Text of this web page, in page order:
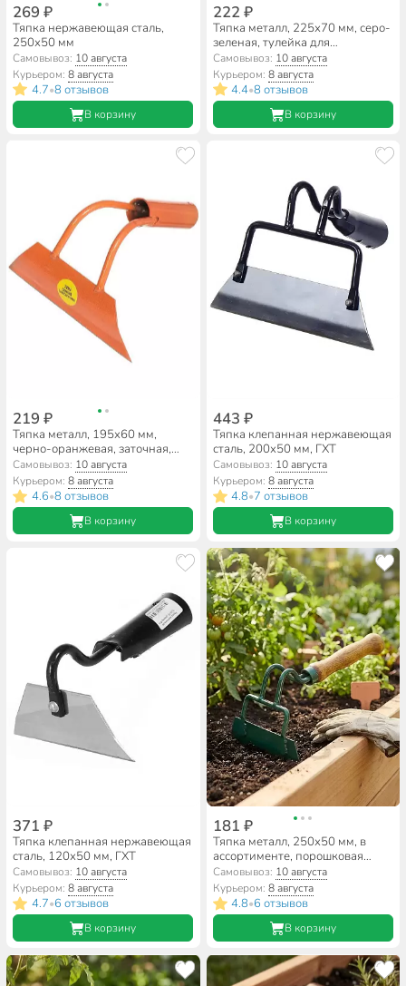
269 ₽
Тяпка нержавеющая сталь,
250х50 мм
Самовывоз: 10 августа
Курьером:8 августа
4.7•8 отзывов
В корзину
222 ₽
Тяпка металл, 225х70 мм, серо-
зеленая, тулейка для
окучивания, заточная
Самовывоз: 10 августа
Курьером: 8 августа
4.4•8 отзывов
В корзину
219 ₽
Тяпка металл, 195х60 мм,
черно-оранжевая, заточная,
Витязь
Самовывоз: 10 августа
Курьером:8 августа
4.6•8 отзывов
В корзину
443 ₽
Тяпка клепанная нержавеющая
сталь, 200х50 мм, ГХТ
Самовывоз: 10 августа
Курьером: 8 августа
4.8•7 отзывов
В корзину
371 ₽
Тяпка клепанная нержавеющая
сталь, 120х50 мм, ГХТ
Самовывоз: 10 августа
Курьером:8 августа
4.7•6 отзывов
В корзину
181 ₽
Тяпка металл, 250х50 мм, в
ассортименте, порошковая
окраска, 00-00000570
Самовывоз: 10 августа
Курьером: 8 августа
4.8•6 отзывов
В корзину